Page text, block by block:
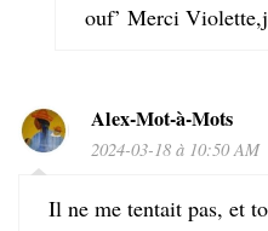
ouf’ Merci
Alex-Mot-à-Mots
2024-03-18 à 10:50 AM
Il ne me tentait pas, et